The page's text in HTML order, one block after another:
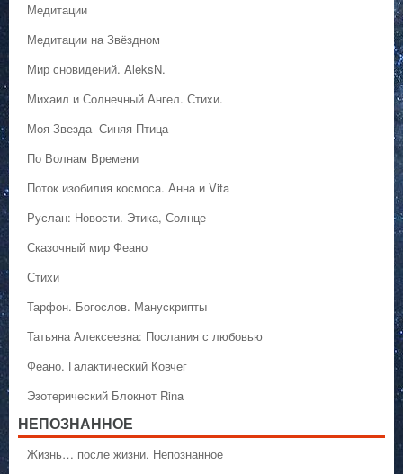
Медитации
Медитации на Звёздном
Мир сновидений. AleksN.
Михаил и Солнечный Ангел. Стихи.
Моя Звезда- Синяя Птица
По Волнам Времени
Поток изобилия космоса. Анна и Vita
Руслан: Новости. Этика, Солнце
Сказочный мир Феано
Стихи
Тарфон. Богослов. Манускрипты
Татьяна Алексеевна: Послания с любовью
Феано. Галактический Ковчег
Эзотерический Блокнот Rina
НЕПОЗНАННОЕ
Жизнь… после жизни. Непознанное